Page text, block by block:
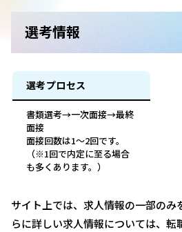
選考情報
選考プロセス
書類選考→一次面接→最終
面接
面接回数は1～2回です。
（※1回で内定に至る場合
も多くあります。）
サイト上では、求人情報の一部のみ
らに詳しい求人情報については、